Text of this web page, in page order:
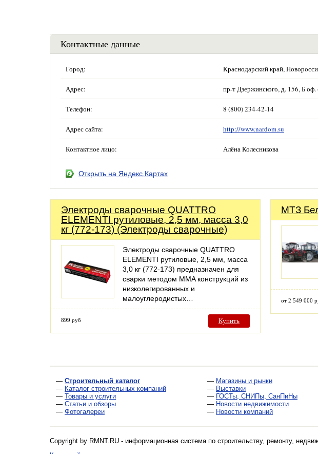
Контактные данные
Город: Краснодарский край,
Адрес: пр-т Дзержинского, д. 156, Б оф.
Телефон: 8 (800) 234-42-14
Адрес сайта: http://www.nardom.su
Контактное лицо: Алёна Колесникова
Открыть на Яндекс.Картах
Электроды сварочные QUATTRO
ELEMENTI рутиловые, 2,5 мм, масса 3,0
кг (772-173) (Электроды сварочные)
Электроды сварочные QUATTRO
ELEMENTI рутиловые, 2,5 мм, масса
3,0 кг (772-173) предназначен для
сварки методом MMA конструкций из
низколегированных и
малоуглеродистых…
899 руб Купить
МТЗ
от 2 549 000
— Строительный каталог
— Каталог строительных компаний
— Товары и услуги
— Статьи и обзоры
— Фотогалереи
— Магазины и рынки
— Выставки
— ГОСТы, СНИПы, СанПиНы
— Новости недвижимости
— Новости компаний
Copyright by RMNT.RU - информационная система по строительству, ремонту,